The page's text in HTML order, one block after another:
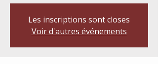
Les inscriptions sont closes
Voir d'autres événements